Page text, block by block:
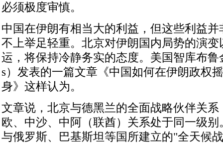
必须极度审慎。
中国在伊朗有相当大的利益，但这些利益
不上举足轻重。北京对伊朗国内局势的演
运，将保持冷静务实的态度。美国智库布
s）发表的一篇文章《中国如何在伊朗政权
身》这样认为。
文章说，北京与德黑兰的全面战略伙伴关
欧、中沙、中阿（联酋）关系处于同一级
与俄罗斯、巴基斯坦等国所建立的"全天候